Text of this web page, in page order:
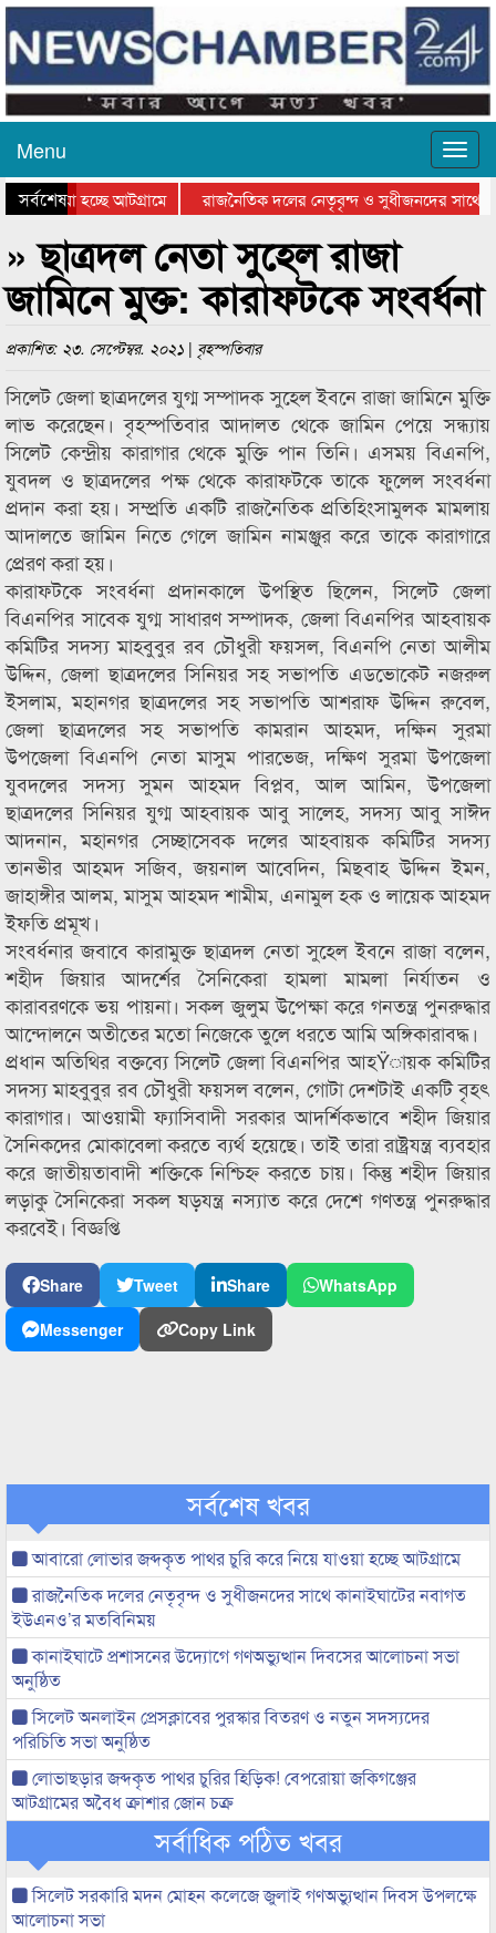
Menu
সর্বশেষ
যাওয়া হচ্ছে আটগ্রামে
রাজনৈতিক দলের নেতৃবৃন্দ ও সুধীজনদের সাথে
» ছাত্রদল নেতা সুহেল রাজা
জামিনে মুক্ত: কারাফটকে সংবর্ধনা
প্রকাশিত: ২৩. সেপ্টেম্বর. ২০২১ | বৃহস্পতিবার
সিলেট জেলা ছাত্রদলের যুগ্ম সম্পাদক সুহেল ইবনে রাজা জামিনে মুক্তি
লাভ করেছেন। বৃহস্পতিবার আদালত থেকে জামিন পেয়ে সন্ধ্যায়
সিলেট কেন্দ্রীয় কারাগার থেকে মুক্তি পান তিনি। এসময় বিএনপি,
যুবদল ও ছাত্রদলের পক্ষ থেকে কারাফটকে তাকে ফুলেল সংবর্ধনা
প্রদান করা হয়। সম্প্রতি একটি রাজনৈতিক প্রতিহিংসামুলক মামলায়
আদালতে জামিন নিতে গেলে জামিন নামঞ্জুর করে তাকে কারাগারে
প্রেরণ করা হয়।
কারাফটকে সংবর্ধনা প্রদানকালে উপস্থিত ছিলেন, সিলেট জেলা
বিএনপির সাবেক যুগ্ম সাধারণ সম্পাদক, জেলা বিএনপির আহবায়ক
কমিটির সদস্য মাহবুবুর রব চৌধুরী ফয়সল, বিএনপি নেতা আলীম
উদ্দিন, জেলা ছাত্রদলের সিনিয়র সহ সভাপতি এডভোকেট নজরুল
ইসলাম, মহানগর ছাত্রদলের সহ সভাপতি আশরাফ উদ্দিন রুবেল,
জেলা ছাত্রদলের সহ সভাপতি কামরান আহমদ, দক্ষিন সুরমা
উপজেলা বিএনপি নেতা মাসুম পারভেজ, দক্ষিণ সুরমা উপজেলা
যুবদলের সদস্য সুমন আহমদ বিপ্লব, আল আমিন, উপজেলা
ছাত্রদলের সিনিয়র যুগ্ম আহবায়ক আবু সালেহ, সদস্য আবু সাঈদ
আদনান, মহানগর সেচ্ছাসেবক দলের আহবায়ক কমিটির সদস্য
তানভীর আহমদ সজিব, জয়নাল আবেদিন, মিছবাহ উদ্দিন ইমন,
জাহাঙ্গীর আলম, মাসুম আহমদ শামীম, এনামুল হক ও লায়েক আহমদ
ইফতি প্রমূখ।
সংবর্ধনার জবাবে কারামুক্ত ছাত্রদল নেতা সুহেল ইবনে রাজা বলেন,
শহীদ জিয়ার আদর্শের সৈনিকেরা হামলা মামলা নির্যাতন ও
কারাবরণকে ভয় পায়না। সকল জুলুম উপেক্ষা করে গনতন্ত্র পুনরুদ্ধার
আন্দোলনে অতীতের মতো নিজেকে তুলে ধরতে আমি অঙ্গিকারাবদ্ধ।
প্রধান অতিথির বক্তব্যে সিলেট জেলা বিএনপির আহŸায়ক কমিটির
সদস্য মাহবুবুর রব চৌধুরী ফয়সল বলেন, গোটা দেশটাই একটি বৃহৎ
কারাগার। আওয়ামী ফ্যাসিবাদী সরকার আদর্শিকভাবে শহীদ জিয়ার
সৈনিকদের মোকাবেলা করতে ব্যর্থ হয়েছে। তাই তারা রাষ্ট্রযন্ত্র ব্যবহার
করে জাতীয়তাবাদী শক্তিকে নিশ্চিহ্ন করতে চায়। কিন্তু শহীদ জিয়ার
লড়াকু সৈনিকেরা সকল ষড়যন্ত্র নস্যাত করে দেশে গণতন্ত্র পুনরুদ্ধার
করবেই। বিজ্ঞপ্তি
Share Tweet Share
WhatsApp
Messenger
Copy Link
সর্বশেষ খবর
আবারো লোভার জব্দকৃত পাথর চুরি করে নিয়ে যাওয়া হচ্ছে আটগ্রামে
রাজনৈতিক দলের নেতৃবৃন্দ ও সুধীজনদের সাথে কানাইঘাটের নবাগত
ইউএনও’র মতবিনিময়
কানাইঘাটে প্রশাসনের উদ্যোগে গণঅভ্যুত্থান দিবসের আলোচনা সভা
অনুষ্ঠিত
সিলেট অনলাইন প্রেসক্লাবের পুরস্কার বিতরণ ও নতুন সদস্যদের
পরিচিতি সভা অনুষ্ঠিত
লোভাছড়ার জব্দকৃত পাথর চুরির হিড়িক! বেপরোয়া জকিগঞ্জের
আটগ্রামের অবৈধ ক্রাশার জোন চক্র
সর্বাধিক পঠিত খবর
সিলেট সরকারি মদন মোহন কলেজে জুলাই গণঅভ্যুত্থান দিবস উপলক্ষে
আলোচনা সভা